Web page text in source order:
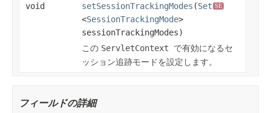
void setSessionTrackingModes (Set SE
<SessionTrackingMode>
sessionTrackingModes)
この ServletContext で有効になるセ
ッション追跡モードを設定します。
フィールドの詳細